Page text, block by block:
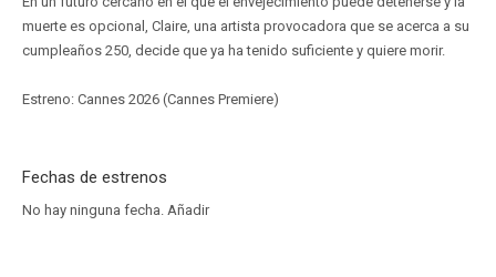
muerte es opcional, Claire, una artista provocadora que se acerca a su
cumpleaños 250, decide que ya ha tenido suficiente y quiere morir.
Estreno: Cannes 2026 (Cannes Premiere)
Fechas de estrenos
No hay ninguna fecha. Añadir